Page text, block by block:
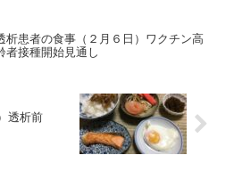
析患者の食事（２月６日）ワクチン高
者接種開始見通し
透析前